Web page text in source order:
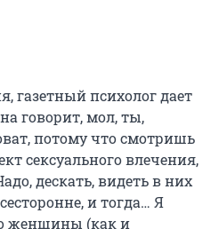
газетный психолог дает
говорит, мол, ты,
потому что смотришь
сексуального влечения,
дескать, видеть в них
и тогда… Я
женщины (как и